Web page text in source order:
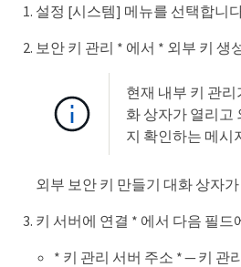
설정 [시스템] 메뉴를 선택합니
보안 키 관리 * 에서 * 외부 키 생
현재 내부 키 관
화 상자가 열리고
지 확인하는 메시
외부 보안 키 만들기 대화 상자
키 서버에 연결 * 에서 다음 필드
* 키 관리 서버 주소 * — 키 관